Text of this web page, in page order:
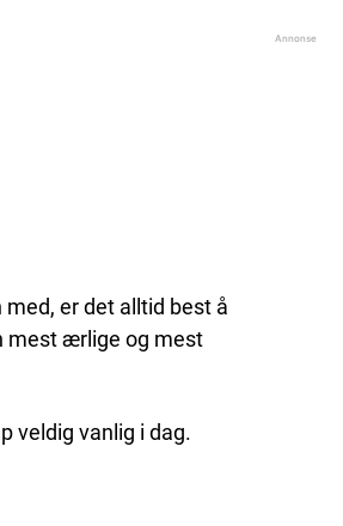
er det alltid best å
mest ærlige og mest
veldig vanlig i dag.